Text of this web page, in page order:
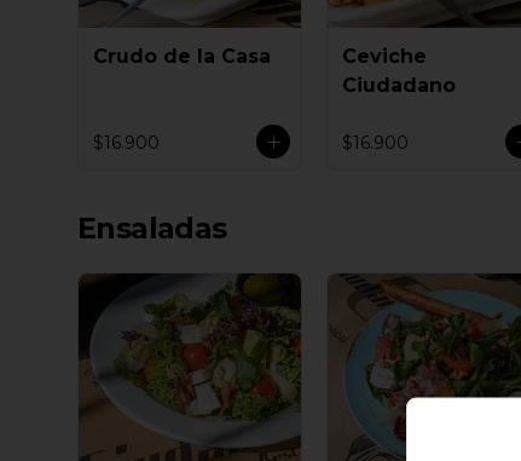
Crudo de la Casa
$16.900
Ceviche
Ciudadano
$16.900
Ensaladas